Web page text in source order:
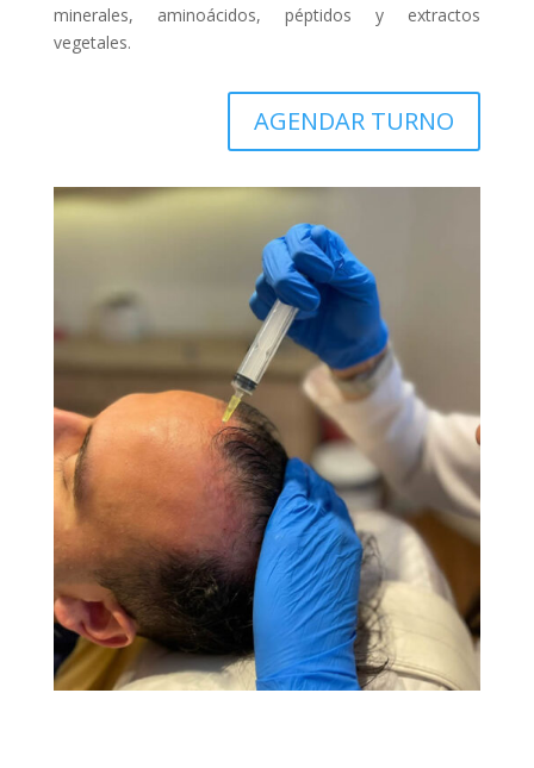
minerales, aminoácidos, péptidos y extractos
vegetales.
AGENDAR TURNO